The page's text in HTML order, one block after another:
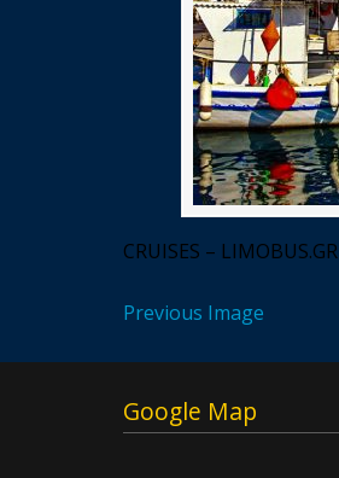
CRUISES – LIMOBUS.GR
Previous Image
Google Map